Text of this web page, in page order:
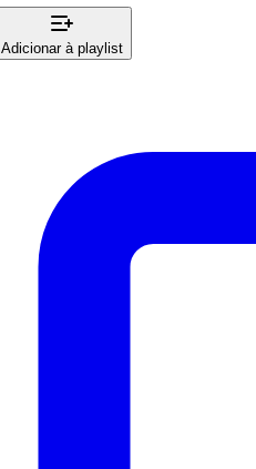
Adicionar à playlist